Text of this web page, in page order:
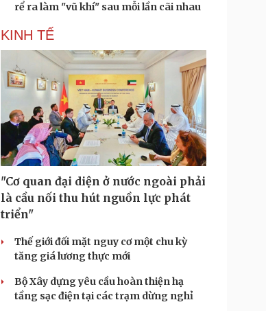
rể ra làm "vũ khí" sau mỗi lần cãi nhau
KINH TẾ
"Cơ quan đại diện ở nước ngoài phải
là cầu nối thu hút nguồn lực phát
triển"
Thế giới đối mặt nguy cơ một chu kỳ
tăng giá lương thực mới
Bộ Xây dựng yêu cầu hoàn thiện hạ
tầng sạc điện tại các trạm dừng nghỉ